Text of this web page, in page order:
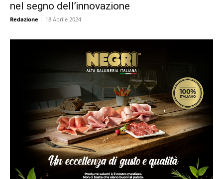
nel segno dell’innovazione
Redazione - 18 Aprile 2024